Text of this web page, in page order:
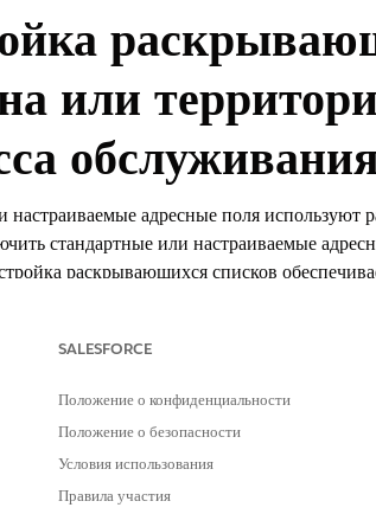
или
настраиваемые адресные поля
стандартные или настраиваемые
раскрывающихся списков
Lightning Experience
ВерсииProfessional
SALESFORCE
Положение о конфиденциальности
Положение о безопасности
Условия использования
Правила участия